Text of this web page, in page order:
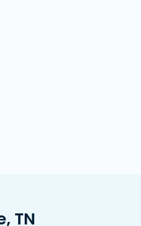
TN